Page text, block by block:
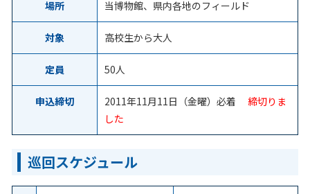
場所 当博物館、県内各地のフィールド
対象 高校生から大人
定員 50人
申込締切 2011年11月11日（金曜）必着 締切りま
した
巡回スケジュール